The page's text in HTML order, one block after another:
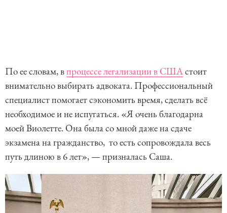
По ее словам, впроцессе легализации в СШАстоит
внимательно выбирать адвоката. Профессиональный
специалист помогает сэкономить время, сделать всё
необходимое и не испугаться. «Я очень благодарна
моей Виолетте. Она была со мной даже на сдаче
экзамена на гражданство, то есть сопровождала весь
путь длиною в 6 лет», — призналась Саша.